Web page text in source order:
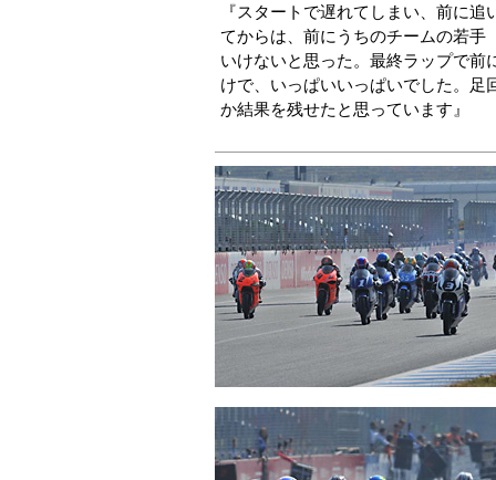
『スタートで遅れてしまい、前に
てからは、前にうちのチームの若手
いけないと思った。最終ラップで前
けで、いっぱいいっぱいでした。足
か結果を残せたと思っています』